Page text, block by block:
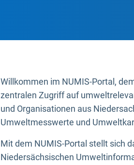
Willkommen im NUMIS-Portal,
zentralen Zugriff auf
und Organisationen aus
Umweltmesswerte und
Mit dem NUMIS-Portal stellt sich
Niedersächsischen